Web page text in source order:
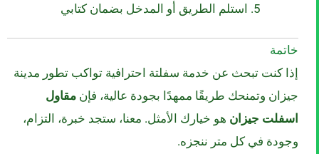
استلم الطريق أو المدخل بضمان كتابي
خاتمة
إذا كنت تبحث عن خدمة سفلتة احترافية تواكب تطور مدينة
جيزان وتمنحك طريقًا ممهدًا بجودة عالية، فإن مقاول
اسفلت جيزان هو خيارك الأمثل. معنا، ستجد خبرة، التزام،
وجودة في كل متر ننجزه.